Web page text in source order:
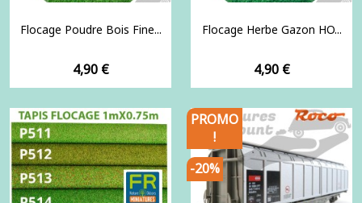
Flocage Poudre Bois Fine...
Prix
4,90 €
Flocage Herbe Gazon HO...
Prix
4,90 €
PROMO
!
-20%